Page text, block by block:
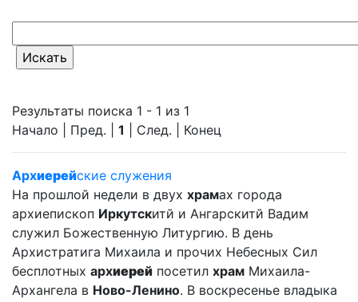
Результаты поиска 1 - 1 из 1
Начало | Пред. | 1 | След. | Конец
Архиерейские служения
На прошлой недели в двух храмах города
архиепископ Иркутскитй и Ангарскитй Вадим
служил Божественную Литургию. В день
Архистратига Михаила и прочих Небесных Сил
бесплотных архиерей посетил храм Михаила-
Архангела в Ново-Ленино. В воскресенье владыка